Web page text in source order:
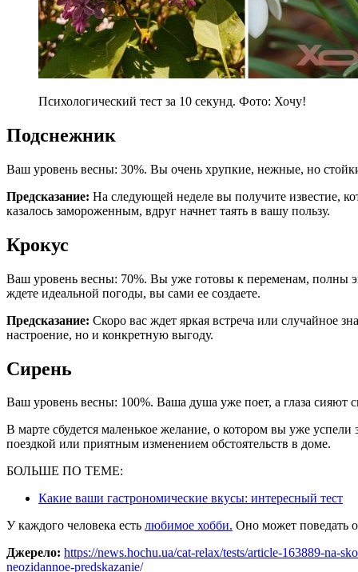
Психологический тест за 10 секунд. Фото: Хочу!
Подснежник
Ваш уровень весны: 30%. Вы очень хрупкие, нежные, но
Предсказание: На следующей неделе вы получите известие,
казалось замороженным, вдруг начнет таять в вашу пользу.
Крокус
Ваш уровень весны: 70%. Вы уже готовы к переменам, полны
ждете идеальной погоды, вы сами ее создаете.
Предсказание: Скоро вас ждет яркая встреча или случайное
настроение, но и конкретную выгоду.
Сирень
Ваш уровень весны: 100%. Ваша душа уже поет, а глаза сияют
В марте сбудется маленькое желание, о котором вы уже
поездкой или приятным изменением обстоятельств в доме.
БОЛЬШЕ ПО ТЕМЕ:
Какие ваши гастрономические вкусы: интересный тест
У каждого человека есть любимое хобби. Оно может поведать
Джерело: https://news.hochu.ua/cat-relax/tests/article-163889-na-
neozidannoe-predskazanie/